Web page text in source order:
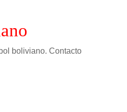
boliviano. Contacto